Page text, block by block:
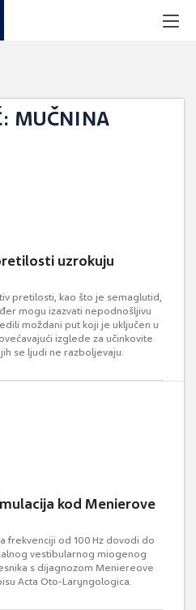
MUČNINA
uzrokuju
pretilosti, kao što je semaglutid,
mogu izazvati nepodnošljivu
moždani put koji je uključen u
izglede za učinkovite
se ljudi ne razboljevaju.
kod Menierove
frekvenciji od 100 Hz dovodi do
vestibularnog miogenog
s dijagnozom Meniereove
Acta Oto-Laryngologica.